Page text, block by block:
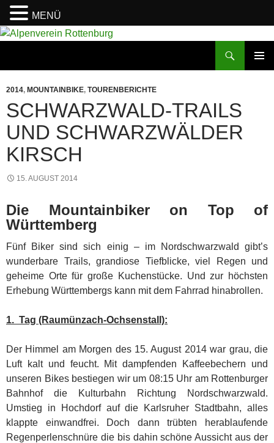
Zum
2014, MOUNTAINBIKE, TOURENBERICHTE
SCHWARZWALD-TRAILS
UND SCHWARZWÄLDER
KIRSCH
15. AUGUST 2014
Die Mountainbiker on Top of
Württemberg
Fünf Biker sind sich einig – im Nordschwarzwald gibt’s
wunderbare Trails, grandiose Tiefblicke, viel Regen und
geheime Orte für große Kuchenstücke. Und zur höchsten
Erhebung Württembergs kann mit dem Fahrrad hinabrollen.
1. Tag (Raumünzach-Ochsenstall):
Der Himmel am Morgen des 15. August 2014 war grau, die
Luft kalt und feucht. Mit dampfenden Kaffeebechern und
unseren Bikes bestiegen wir um 08:15 Uhr am Rottenburger
Bahnhof die Kulturbahn Richtung Nordschwarzwald.
Umstieg in Hochdorf auf die Karlsruher Stadtbahn, alles
klappte einwandfrei. Doch dann trübten herablaufende
Regenperlenschnüre die bis dahin schöne Aussicht aus der
MENÜ